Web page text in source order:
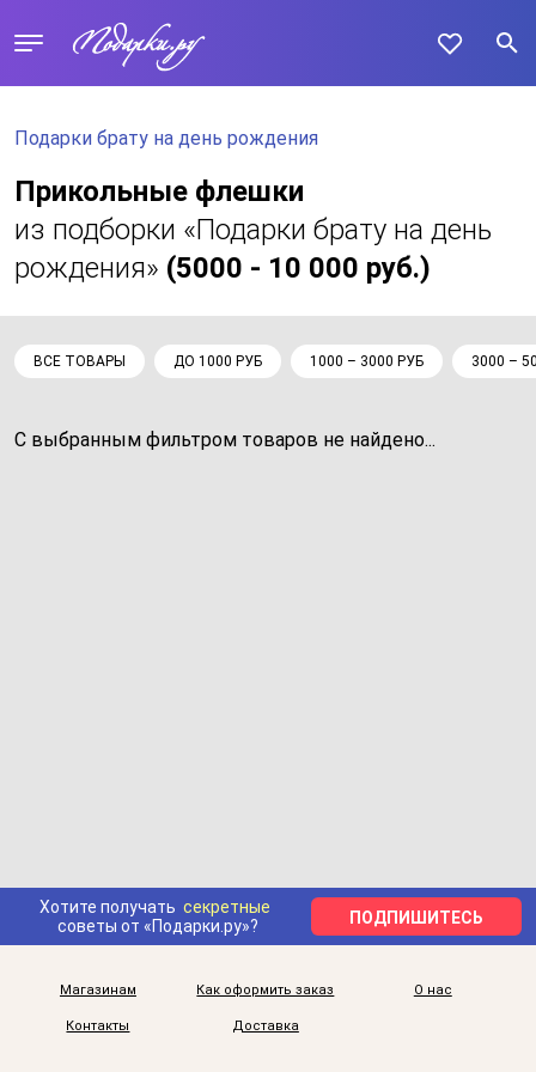
Подарки брату на день рождения
Прикольные флешки
из подборки «Подарки брату на день
рождения» (5000 - 10 000 руб.)
ВСЕ ТОВАРЫ ДО 1000 РУБ 1000 – 3000 РУБ 3000 –
С выбранным фильтром товаров не найдено...
Хотите получать секретные
советы от «Подарки.ру»?
ПОДПИШИТЕСЬ
Магазинам Как оформить заказ О нас
Контакты Доставка